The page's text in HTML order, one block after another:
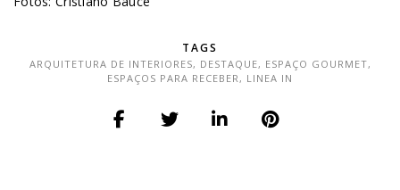
TAGS
ARQUITETURA DE INTERIORES, DESTAQUE, ESPAÇO GOURMET,
ESPAÇOS PARA RECEBER, LINEA IN